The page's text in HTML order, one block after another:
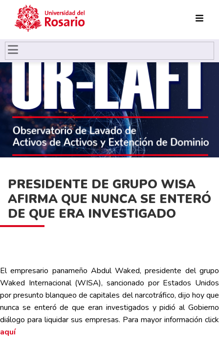
Pasar al contenido principal
PRESIDENTE DE GRUPO WISA
AFIRMA QUE NUNCA SE ENTERÓ
DE QUE ERA INVESTIGADO
El empresario panameño Abdul Waked, presidente del grupo
Waked Internacional (WISA), sancionado por Estados Unidos
por presunto blanqueo de capitales del narcotráfico, dijo hoy que
nunca se enteró de que eran investigados y pidió al Gobierno
diálogo para liquidar sus empresas. Para mayor información click
aquí